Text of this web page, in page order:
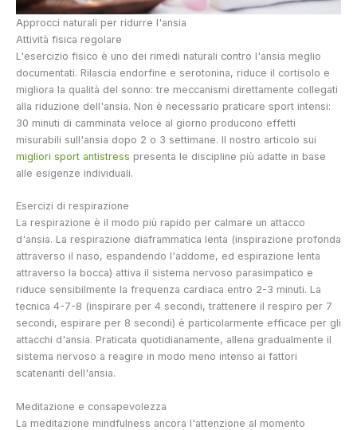
Approcci naturali per ridurre l'ansia
Attività fisica regolare
L'esercizio fisico è uno dei rimedi naturali contro l'ansia meglio
documentati. Rilascia endorfine e serotonina, riduce il cortisolo e
migliora la qualità del sonno: tre meccanismi direttamente collegati
alla riduzione dell'ansia. Non è necessario praticare sport intensi:
30 minuti di camminata veloce al giorno producono effetti
misurabili sull'ansia dopo 2 o 3 settimane. Il nostro articolo sui
migliori sport antistress presenta le discipline più adatte in base
alle esigenze individuali.
Esercizi di respirazione
La respirazione è il modo più rapido per calmare un attacco
d'ansia. La respirazione diaframmatica lenta (inspirazione profonda
attraverso il naso, espandendo l'addome, ed espirazione lenta
attraverso la bocca) attiva il sistema nervoso parasimpatico e
riduce sensibilmente la frequenza cardiaca entro 2-3 minuti. La
tecnica 4-7-8 (inspirare per 4 secondi, trattenere il respiro per 7
secondi, espirare per 8 secondi) è particolarmente efficace per gli
attacchi d'ansia. Praticata quotidianamente, allena gradualmente il
sistema nervoso a reagire in modo meno intenso ai fattori
scatenanti dell'ansia.
Meditazione e consapevolezza
La meditazione mindfulness ancora l'attenzione al momento